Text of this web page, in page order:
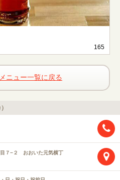
165
ニュー一覧に戻る
７−２ おおいた元気横丁